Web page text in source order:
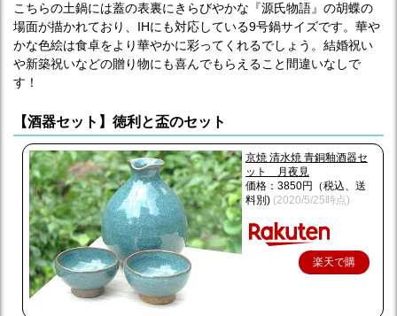
こちらの土鍋には蓋の表裏にきらびやかな『源氏物語』の胡蝶の
場面が描かれており、IHにも対応している9号鍋サイズです。華や
かな色絵は食卓をより華やかに彩ってくれるでしょう。結婚祝い
や新築祝いなどの贈り物にも喜んでもらえること間違いなしで
す！
【酒器セット】徳利と盃のセット
京焼 清水焼 青銅釉酒器セ
ット 月夜見
価格：3850円（税込、送
料別) (2020/5/25時点)
楽天で購